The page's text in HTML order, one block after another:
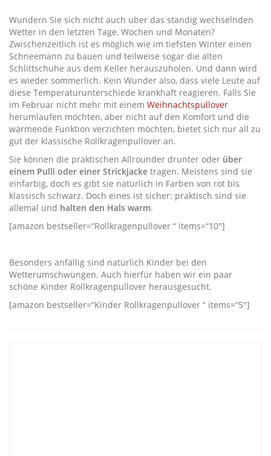
Wundern Sie sich nicht auch über das ständig wechselnden
Wetter in den letzten Tage, Wochen und Monaten?
Zwischenzeitlich ist es möglich wie im tiefsten Winter einen
Schneemann zu bauen und teilweise sogar die alten
Schlittschuhe aus dem Keller herauszuholen. Und dann wird
es wieder sommerlich. Kein Wunder also, dass viele Leute auf
diese Temperaturunterschiede krankhaft reagieren. Falls Sie
im Februar nicht mehr mit einem Weihnachtspullover
herumlaufen möchten, aber nicht auf den Komfort und die
wärmende Funktion verzichten möchten, bietet sich nur all zu
gut der klassische Rollkragenpullover an.
Sie können die praktischen Allrounder drunter oder über
einem Pulli oder einer Strickjacke tragen. Meistens sind sie
einfarbig, doch es gibt sie natürlich in Farben von rot bis
klassisch schwarz. Doch eines ist sicher: praktisch sind sie
allemal und halten den Hals warm.
[amazon bestseller=“Rollkragenpullover “ items=“10″]
Besonders anfällig sind natürlich Kinder bei den
Wetterumschwüngen. Auch hierfür haben wir ein paar
schöne Kinder Rollkragenpullover herausgesucht.
[amazon bestseller=“Kinder Rollkragenpullover “ items=“5″]